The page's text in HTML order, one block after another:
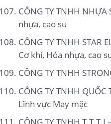
CÔNG TY TNHH NHỰA
nhựa, cao su
CÔNG TY TNHH STAR
Cơ khí, Hóa nhựa, cao
CÔNG TY TNHH
CÔNG TY TNHH QUỐC
Lĩnh vực May mặc
CÔNG TY TNHH